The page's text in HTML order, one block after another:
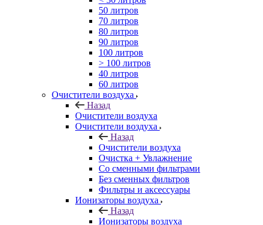
50 литров
70 литров
80 литров
90 литров
100 литров
> 100 литров
40 литров
60 литров
Очистители воздуха
Назад
Очистители воздуха
Очистители воздуха
Назад
Очистители воздуха
Очистка + Увлажнение
Cо сменными фильтрами
Без сменных фильтров
Фильтры и аксессуары
Ионизаторы воздуха
Назад
Ионизаторы воздуха